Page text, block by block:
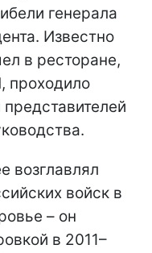
генерала
Известно
в ресторане,
проходило
возглавлял
войск в
– он
в 2011–